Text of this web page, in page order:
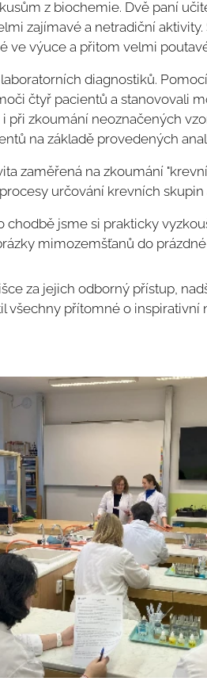
z biochemie. Dvě paní
zajímavé a netradiční
ve výuce a přitom velmi
diagnostiků.
čtyř pacientů a stanovovali
při zkoumání neoznačených
na základě provedených
zaměřená na zkoumání
určování krevních
jsme si prakticky
mimozemšťanů do prázdné
za jejich odborný přístup,
všechny přítomné o